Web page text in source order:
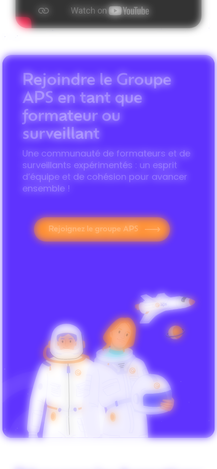
Rejoindre le Groupe
APS en tant que
formateur ou
surveillant
Une communauté de formateurs et de
surveillants expérimentés : un esprit
d’équipe et de cohésion pour avancer
ensemble !
Rejoignez le groupe APS